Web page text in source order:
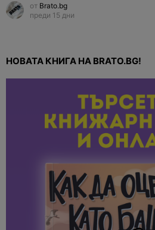
от Brato.bg
преди 15 дни
НОВАТА КНИГА НА BRATO.BG!